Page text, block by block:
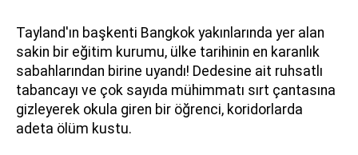
Tayland'ın başkenti Bangkok yakınlarında yer alan
sakin bir eğitim kurumu, ülke tarihinin en karanlık
sabahlarından birine uyandı! Dedesine ait ruhsatlı
tabancayı ve çok sayıda mühimmatı sırt çantasına
gizleyerek okula giren bir öğrenci, koridorlarda
adeta ölüm kustu.